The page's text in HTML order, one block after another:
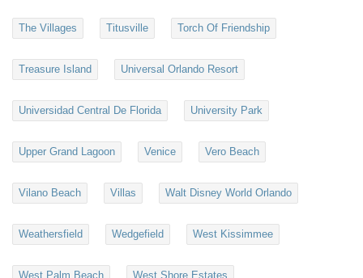
The Villages Titusville Torch Of Friendship
Treasure Island Universal Orlando Resort
Universidad Central De Florida University Park
Upper Grand Lagoon Venice Vero Beach
Vilano Beach Villas Walt Disney World Orlando
Weathersfield Wedgefield West Kissimmee
West Palm Beach West Shore Estates